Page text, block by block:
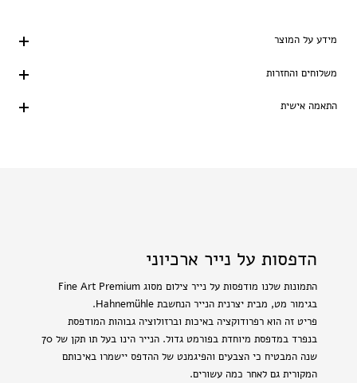
מידע על המוצר
משלוחים והחזרות
התאמה אישית
הדפסות על נייר ארכיוני
התמונות שלנו מודפסות על נייר צילום מסוג Fine Art Premium
בגימור מט, מבית יצרנית הנייר הנחשבת Hahnemühle.
פריט זה הוא רפרודוקציה באיכות וברזולוציה גבוהות המודפסת
בנפרד במדפסת מיוחדת בפורמט גדול. הנייר הינו בעל תו תקן של 70
שנה המבטיח כי הצבעים והפיגמנט של ההדפס יישמרו באיכותם
המקורית גם לאחר כמה עשורים.